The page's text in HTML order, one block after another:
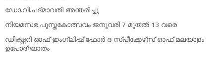
ഡോ.വി.പദ്മാവതി അന്തരിച്ചു
നിയമസഭ പുസ്തകോത്സവം ജനുവരി 7 മുതല്‍ 13 വരെ
ഡിക്ഷ്ണറി ഓഫ് ഇംഗ്ലിഷ് ഫോര്‍ ദ സ്പീക്കേഴ്‌സ് ഓഫ് മലയാളം
ഉപോദ്ഘാതം